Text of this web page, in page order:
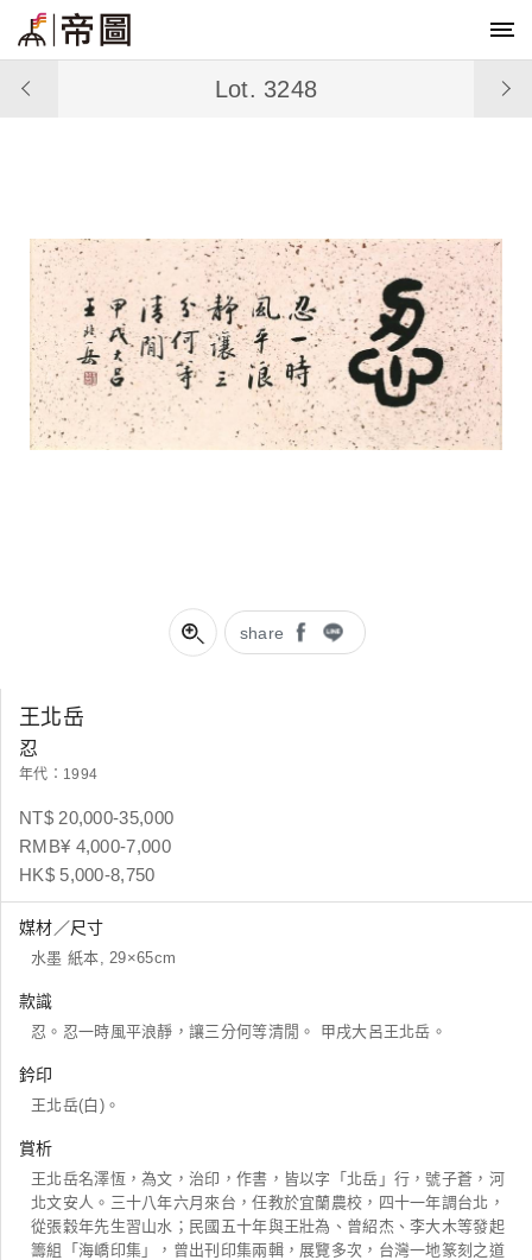
share
Lot. 3248
王北岳
忍
年代：1994
NT$ 20,000-35,000
RMB¥ 4,000-7,000
HK$ 5,000-8,750
媒材／尺寸
水墨 紙本, 29×65cm
款識
忍。忍一時風平浪靜，讓三分何等清閒。 甲戌大呂王北岳。
鈐印
王北岳(白)。
賞析
王北岳名澤恆，為文，治印，作書，皆以字「北岳」行，號子蒼，河
北文安人。三十八年六月來台，任教於宜蘭農校，四十一年調台北，
從張穀年先生習山水；民國五十年與王壯為、曾紹杰、李大木等發起
籌組「海嶠印集」，曾出刊印集兩輯，展覽多次，台灣一地篆刻之道